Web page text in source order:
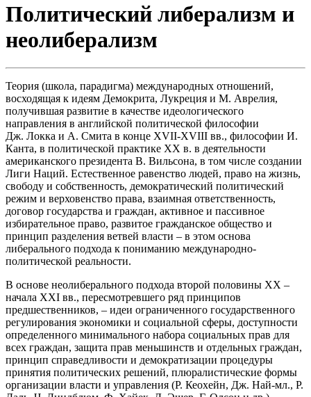
Политический либерализм и
неолиберализм
Теория (школа, парадигма) международных отношений,
восходящая к идеям Демокрита, Лукреция и М. Аврелия,
получившая развитие в качестве идеологического
направления в английской политической философии
Дж. Локка и А. Смита в конце XVII-XVIII вв., философии И.
Канта, в политической практике XX в. в деятельности
американского президента В. Вильсона, в том числе создании
Лиги Наций. Естественное равенство людей, право на жизнь,
свободу и собственность, демократический политический
режим и верховенство права, взаимная ответственность,
договор государства и граждан, активное и пассивное
избирательное право, развитое гражданское общество и
принцип разделения ветвей власти – в этом основа
либерального подхода к пониманию международно-
политической реальности.
В основе неолиберального подхода второй половины XX –
начала XXI вв., пересмотревшего ряд принципов
предшественников, – идеи ограниченного государственного
регулирования экономики и социальной сферы, доступности
определенного минимального набора социальных прав для
всех граждан, защита прав меньшинств и отдельных граждан,
принцип справедливости и демократизации процедуры
принятия политических решений, плюралистические формы
организации власти и управления (Р. Кеохейн, Дж. Най-мл., Р.